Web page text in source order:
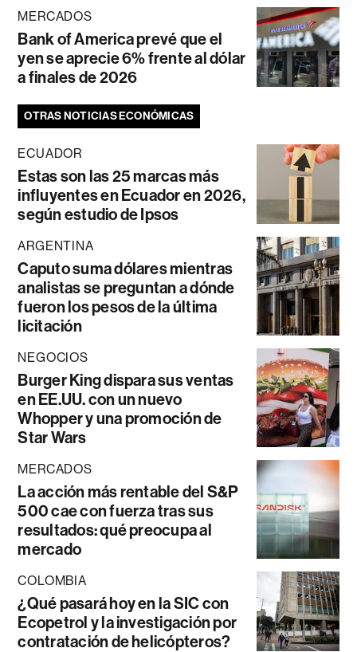
MERCADOS
Bank of America prevé que el
yen se aprecie 6% frente al dólar
a finales de 2026
OTRAS NOTICIAS ECONÓMICAS
ECUADOR
Estas son las 25 marcas más
influyentes en Ecuador en 2026,
según estudio de Ipsos
ARGENTINA
Caputo suma dólares mientras
analistas se preguntan a dónde
fueron los pesos de la última
licitación
NEGOCIOS
Burger King dispara sus ventas
en EE.UU. con un nuevo
Whopper y una promoción de
Star Wars
MERCADOS
La acción más rentable del S&P
500 cae con fuerza tras sus
resultados: qué preocupa al
mercado
COLOMBIA
¿Qué pasará hoy en la SIC con
Ecopetrol y la investigación por
contratación de helicópteros?